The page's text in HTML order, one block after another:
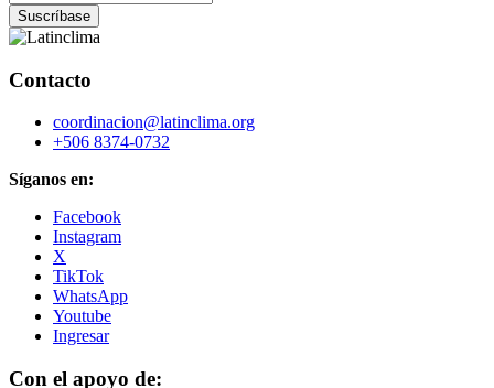
Contacto
coordinacion@latinclima.org
+506 8374-0732
Síganos en:
Facebook
Instagram
X
TikTok
WhatsApp
Youtube
Ingresar
Con el apoyo de: